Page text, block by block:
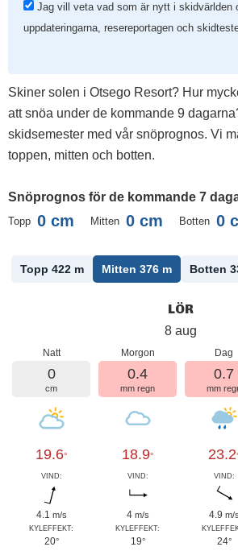
Jag vill veta vad som är nytt i skidvärlden
uppdateringarna, resereportagen och
Skiner solen i Otsego Resort? Hur
att snöa under de kommande 9
skidsemester med vår snöprognos. Vi
toppen, mitten och botten.
Snöprognos för de kommande 7
Topp 0 cm Mitten 0 cm Botten 0
Topp 422 m Mitten 376 m Botten
LÖR
8 aug
Natt
0
cm
19.6°
VIND:
4.1 m/s
KYLEFFEKT:
20°
Morgon
0.4
mm regn
18.9°
VIND:
4 m/s
KYLEFFEKT:
19°
Dag
0.7
mm
23.2
VIND:
4.9 m/s
24°